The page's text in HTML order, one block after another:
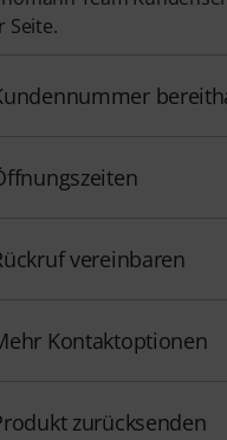
Seite.
vereinbaren
Kontaktoptionen
zurücksenden